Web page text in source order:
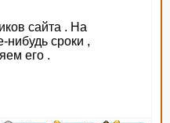
сайта . На
нибудь сроки ,
его .